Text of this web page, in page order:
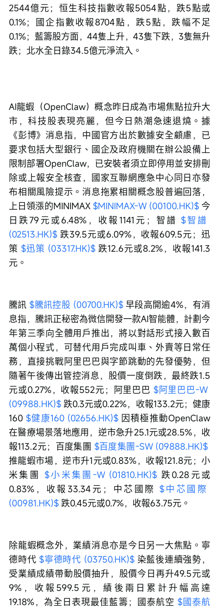
2544億元；恒生科技指數收報5054點，跌5點或
0.1%；國企指數收報8704點，跌5點，跌幅不足
0.1%；藍籌股方面，44隻上升，43隻下跌，3隻無升
跌；北水全日錄34.5億元淨流入。
AI龍蝦（OpenClaw）概念昨日成為市場焦點拉升大
市，科技股表現亮麗，但今日熱潮急速退燒。據
《彭博》消息指，中國官方出於數據安全顧慮，已
要求包括大型銀行、國企及政府機關在辦公設備上
限制部署OpenClaw，已安裝者須立即停用並安排刪
除或上報安全核查，國家互聯網應急中心同日亦發
布相關風險提示。消息拖累相關概念股普遍回落，
上日領漲的MINIMAX $MINIMAX-W (00100.HK)$ 今
日跌79元或6.48%，收報1141元；智譜 $智譜
(02513.HK)$ 跌39.5元或6.09%，收報609.5元；迅
策 $迅策 (03317.HK)$ 跌12.6元或8.2%，收報141.3
元。
騰訊 $騰訊控股 (00700.HK)$ 早段高開逾4%，有消
息指，騰訊正秘密為微信開發一款AI智能體，計劃今
年第三季向全體用戶推出，將以對話形式接入數百
萬個小程式，可替代用戶完成叫車、外賣等日常任
務，直接挑戰阿里巴巴與字節跳動的先發優勢，但
隨著午後傳出管控消息，股價一度倒跌，最終跌1.5
元或0.27%，收報552元；阿里巴巴 $阿里巴巴-W
(09988.HK)$ 跌0.3元或0.22%，收報133.2元；健康
160 $健康160 (02656.HK)$ 因積極推動OpenClaw
在醫療場景落地應用，逆市急升25.1元或28.5%，收
報113.2元；百度集團 $百度集團-SW (09888.HK)$
推龍蝦市場，逆市升1元或0.83%，收報121.8元；小
米集團 $小米集團-W (01810.HK)$ 跌0.28元或
0.83%，收報33.34元；中芯國際 $中芯國際
(00981.HK)$ 跌0.45元或0.7%，收報63.75元。
除龍蝦概念外，業績消息亦是今日另一大焦點。寧
德時代 $寧德時代 (03750.HK)$ 染藍後連續強勢，
受業績成績帶動股價抽升，股價今日再升49.5元或
9%，收報599.5元，績後兩日累計升幅高達
19.18%，為全日表現最佳藍籌；國泰航空 $國泰航